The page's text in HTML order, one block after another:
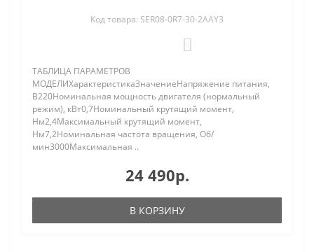
Код товара: SER08-0R7-30-2AAY3
ТАБЛИЦА ПАРАМЕТРОВ
МОДЕЛИХарактеристикаЗначениеНапряжение питания,
В220Номинальная мощность двигателя (нормальный
режим), кВт0,7Номинальный крутящий момент,
Нм2,4Максимальный крутящий момент,
Нм7,2Номинальная частота вращения, Об/
мин3000Максимальная ..
24 490р.
В КОРЗИНУ